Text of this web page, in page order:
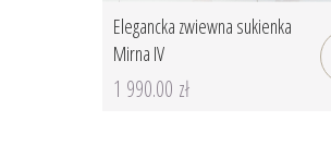
Elegancka zwiewna sukienka
Mirna IV
1 990.00 zł